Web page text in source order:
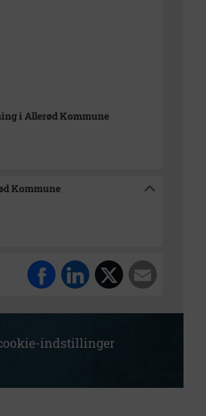
i Allerød Kommune
Kommune
indstillinger